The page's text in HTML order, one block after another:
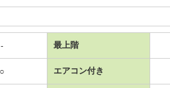
- 最上階
○ エアコン付き